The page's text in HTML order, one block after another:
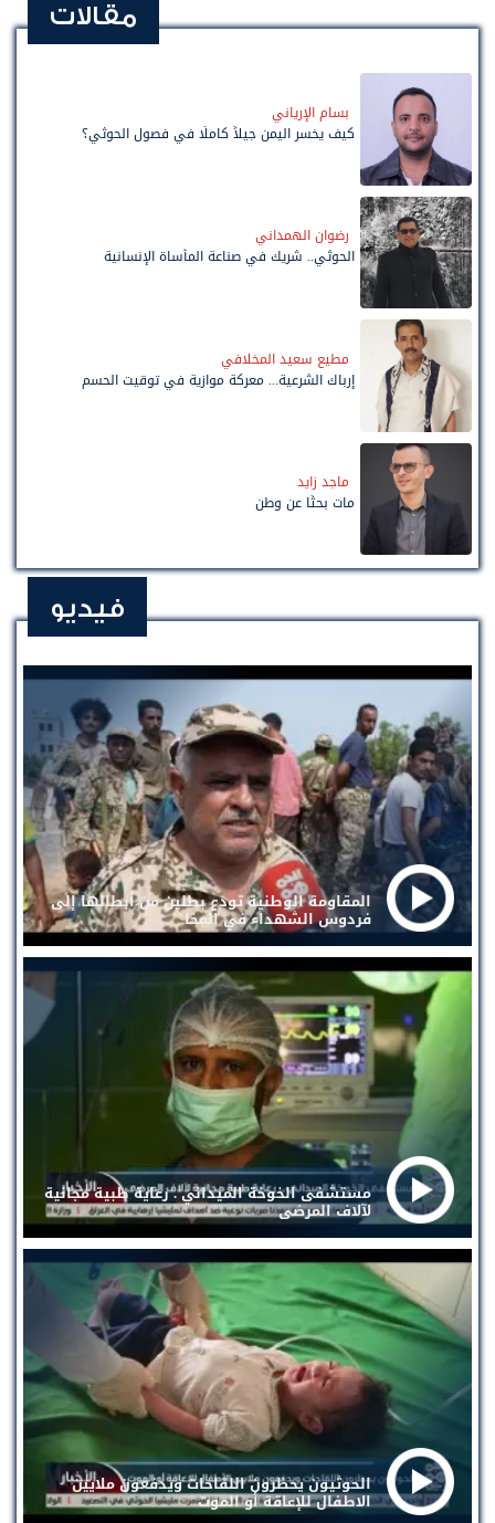
مقالات
بسام الإرياني
كيف يخسر اليمن جيلاً كاملًا في فصول الحوثي؟
رضوان الهمداني
الحوثي.. شريك في صناعة المأساة الإنسانية
مطيع سعيد المخلافي
إرباك الشرعية... معركة موازية في توقيت الحسم
ماجد زايد
مات بحثًا عن وطن
فيديو
المقاومة الوطنية تودع بطلين من أبطالها إلى
فردوس الشهداء في المخا
مستشفى الخوخة الميداني . رعاية طبية مجانية
لآلاف المرضى
الحوثيون يحظرون اللقاحات ويدفعون ملايين
الاطفال للإعاقة أو الموت